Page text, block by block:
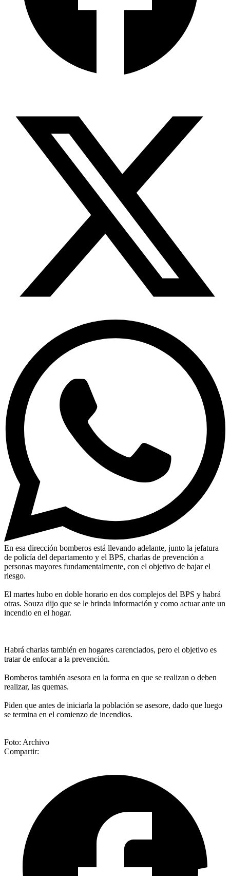
En esa dirección bomberos está llevando adelante, junto la jefatura
de policía del departamento y el BPS, charlas de prevención a
personas mayores fundamentalmente, con el objetivo de bajar el
riesgo.
El martes hubo en doble horario en dos complejos del BPS y habrá
otras. Souza dijo que se le brinda información y como actuar ante un
incendio en el hogar.
Habrá charlas también en hogares carenciados, pero el objetivo es
tratar de enfocar a la prevención.
Bomberos también asesora en la forma en que se realizan o deben
realizar, las quemas.
Piden que antes de iniciarla la población se asesore, dado que luego
se termina en el comienzo de incendios.
Foto: Archivo
Compartir: